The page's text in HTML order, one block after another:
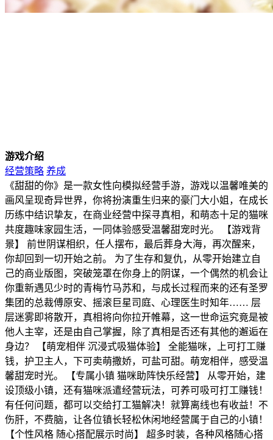
游戏介绍
经营策略 养成
《甜甜的你》是一款女性向模拟经营手游，游戏以温馨唯美的
画风呈现奇异世界，你将扮演重生归来的豪门大小姐，在成长
历练中结识挚友，在商业经营中探寻真相，和萌态十足的猫咪
共度趣味家园生活，一同体验感受温馨甜宠时光。 【游戏背
景】 前世阴谋相织，任人摆布，最后葬身大海，再次醒来，
你却回到一切开始之前。 为了生存和复仇，从零开始建立自
己的商业版图，突破笼罩在你身上的阴谋，一个偶然的机会让
你重新遇见少时的青梅竹马苏和，与成长过程而来的还有圣罗
集团的总裁傅原安、摇滚巨星司庭、心理医生时知年…… 层
层迷雾即将散开，真相将向你拉开帷幕，这一世命运究竟是被
他人主宰，还是由自己掌握，除了真相是否还有其他的邂逅在
身边？ 【萌宠相伴 沉浸式吸猫体验】 全能猫咪，上可打工赚
钱，护卫主人，下可卖萌撒娇，可盐可甜。萌宠相伴，感受温
馨甜宠时光。 【专属小镇 猫咪助阵快乐经营】 从零开始，建
设顶级小镇，还有猫咪派遣经营玩法，可养可吸可打工赚钱！
有任何问题，都可以交给打工猫解决！就算离线也有收益！不
伤肝，不费脑，让各位镇长轻松休闲地经营属于自己的小镇！
【个性风格 随心搭配展示时尚】 超多时装，各种风格随心搭